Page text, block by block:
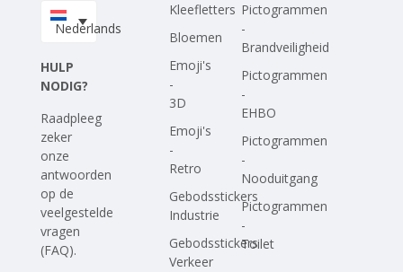
Upload je eigen ontwerp
Nederlands
HULP
NODIG?
Raadpleeg
zeker
onze
antwoorden
op de
veelgestelde
vragen
(FAQ).
Kleefletters
Bloemen
Emoji's
-
3D
Emoji's
-
Retro
Gebodsstickers
Industrie
Gebodsstickers
Verkeer
Pictogrammen
-
Brandveiligheid
Pictogrammen
-
EHBO
Pictogrammen
-
Nooduitgang
Pictogrammen
-
Toilet